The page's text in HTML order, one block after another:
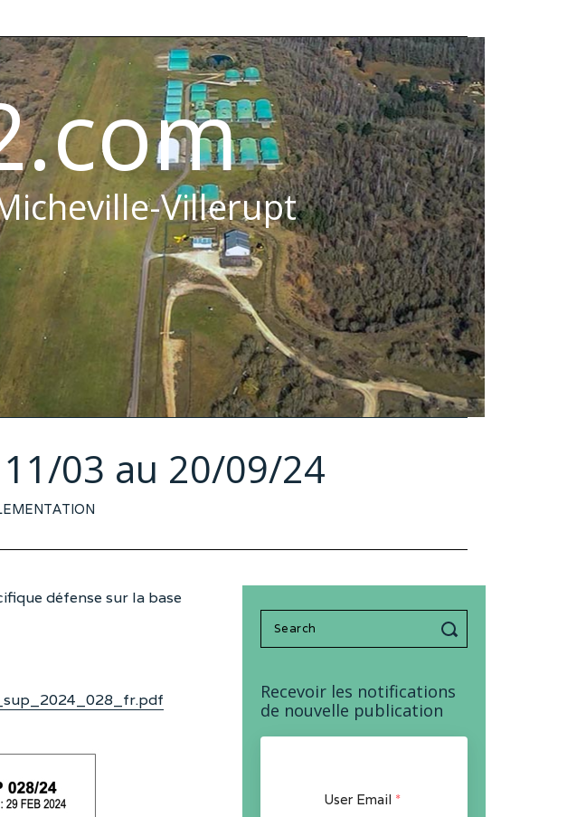
Villerupt
11/03 au 20/09/24
défense sur la base
Search
for:
Recevoir les notifications
de nouvelle publication
User Email *